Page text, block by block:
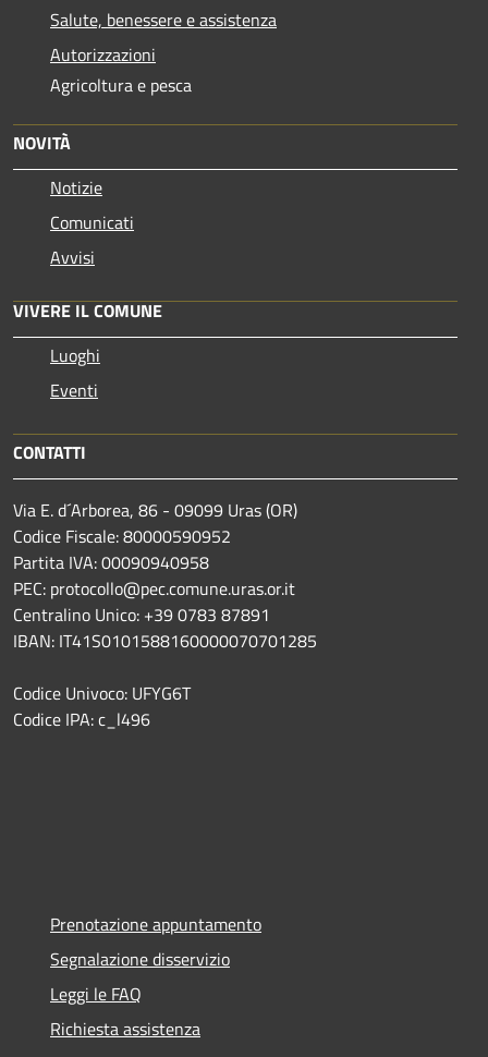
Salute, benessere e assistenza
Autorizzazioni
Agricoltura e pesca
NOVITÀ
Notizie
Comunicati
Avvisi
VIVERE IL COMUNE
Luoghi
Eventi
CONTATTI
Via E. d´Arborea, 86 - 09099 Uras (OR)
Codice Fiscale: 80000590952
Partita IVA: 00090940958
PEC: protocollo@pec.comune.uras.or.it
Centralino Unico: +39 0783 87891
IBAN: IT41S0101588160000070701285
Codice Univoco: UFYG6T
Codice IPA: c_l496
Prenotazione appuntamento
Segnalazione disservizio
Leggi le FAQ
Richiesta assistenza